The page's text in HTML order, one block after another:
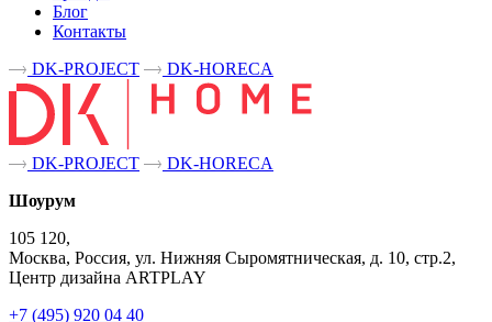
Блог
Контакты
DK-PROJECT
DK-HORECA
DK-PROJECT
DK-HORECA
Шоурум
105 120,
Москва, Россия, ул. Нижняя Сыромятническая, д. 10, стр.2,
Центр дизайна ARTPLAY
+7 (495) 920 04 40